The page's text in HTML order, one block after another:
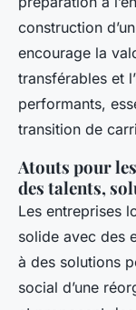
construction
encourage la
transférables et
performants,
transition de
Atouts pour
des talents,
Les entreprises
solide avec des
à des solutions
social d’une